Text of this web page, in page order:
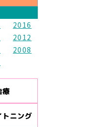
2016
2012
2008